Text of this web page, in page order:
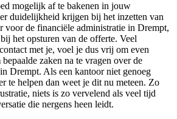
mogelijk af te bakenen in jouw
duidelijkheid krijgen bij het inzetten van
voor de financiële administratie in Drempt,
het opsturen van de offerte. Veel
met je, voel je dus vrij om even
zaken na te vragen over de
Drempt. Als een kantoor niet genoeg
te helpen dan weet je dit nu meteen. Zo
niets is zo vervelend als veel tijd
die nergens heen leidt.